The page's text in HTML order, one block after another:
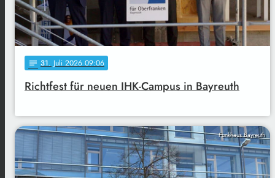
notes 31. Juli 2026 09:06
Richtfest für neuen IHK-Campus in Bayreuth
Funkhaus Bayreuth